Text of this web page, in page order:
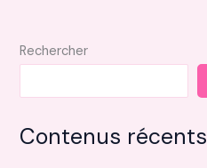
Rechercher
Contenus récents